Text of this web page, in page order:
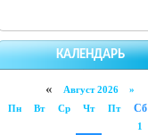
КАЛЕНДАРЬ
« Август 2026 »
Пн
Вт Ср Чт Пт Сб
1